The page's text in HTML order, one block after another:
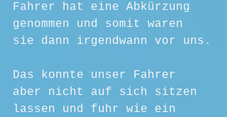
Fahrer hat eine Abkürzung
genommen und somit waren
sie dann irgendwann vor uns.
Das konnte unser Fahrer
aber nicht auf sich sitzen
lassen und fuhr wie ein